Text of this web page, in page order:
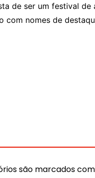
de ser um festival de
com nomes de
são marcados com